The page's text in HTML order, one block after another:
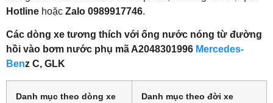
Hotline hoặc Zalo 0989917746.
Các dòng xe tương thích với ống nước nóng từ đường
hồi vào bơm nước phụ mã A2048301996 Mercedes-
Benz C, GLK
Danh mục theo dòng xe
Danh mục theo đời xe